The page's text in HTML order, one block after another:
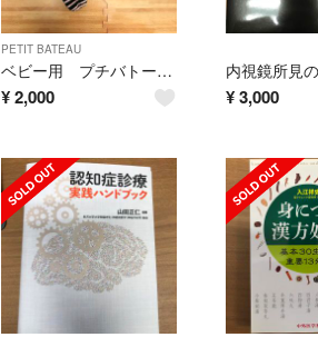
PETIT BATEAU
ベビー用 プチバトー アウター
¥2,000 ¥3,000